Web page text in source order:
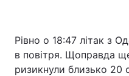
Рівно о 18:47 літак з
в повітря. Щоправда
ризикнули близько 20